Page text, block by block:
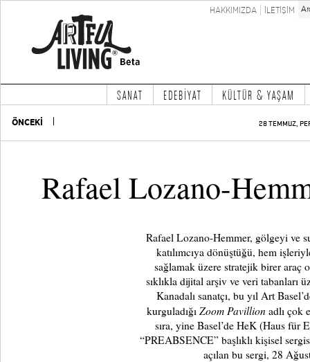
HAKKIMIZDA İLETİŞİM
SANAT EDEBİYAT KÜLTÜR & YAŞAM
ÖNCEKİ 28 TEMMUZ,
Rafael Lozano-
Rafael Lozano-Hemmer, gölgeyi ve
katılımcıya dönüştüğü, hem
sağlamak üzere stratejik birer araç
sıklıkla dijital arşiv ve veri tabanları
Kanadalı sanatçı, bu yıl Art
kurguladığı Zoom Pavillionadlı çok
sıra, yine Basel’de HeK (Haus für
“PREABSENCE” başlıklı kişisel
açılan bu sergi, 28